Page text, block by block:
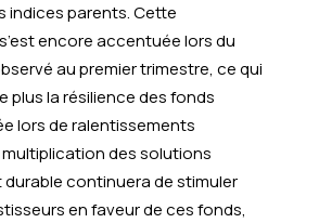
indices parents. Cette
encore accentuée lors du
au premier trimestre, ce qui
plus la résilience des fonds
lors de ralentissements
des solutions
durable continuera de stimuler
en faveur de ces fonds,